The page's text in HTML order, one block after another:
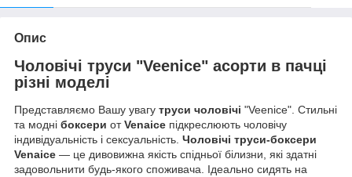
Опис
Чоловічі труси "Veenice" асорти в пачці
різні моделі
Представляємо Вашу увагу труси чоловічі "Veenice". Стильні
та модні боксери отVenaice підкреслюють чоловічу
індивідуальність і сексуальність. Чоловічі труси-боксери
Venaice — це дивовижна якість спідньої білизни, які здатні
задовольнити будь-якого споживача. Ідеально сидять на